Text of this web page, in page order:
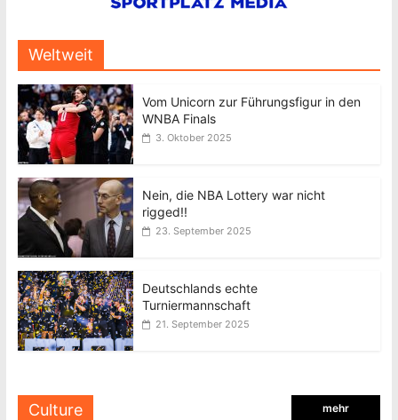
Weltweit
Vom Unicorn zur Führungsfigur in den
WNBA Finals
3. Oktober 2025
Nein, die NBA Lottery war nicht
rigged!!
23. September 2025
Deutschlands echte
Turniermannschaft
21. September 2025
Culture mehr